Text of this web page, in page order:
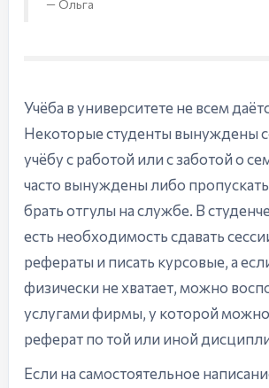
Ольга
Учёба в университете не всем
Некоторые студенты вынуждены
учёбу с работой или с заботой о
часто вынуждены либо
брать отгулы на службе. В
есть необходимость сдавать
рефераты и писать курсовые, а
физически не хватает, можно
услугами фирмы, у которой
реферат по той или иной
Если на самостоятельное